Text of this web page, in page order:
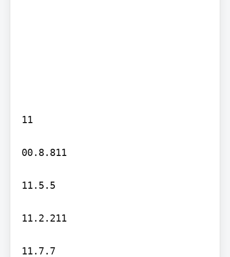
11
00.8.811
11.5.5
11.2.211
11.7.7